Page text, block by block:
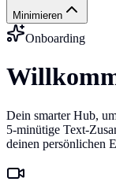
Minimieren
Onboarding
Dein smarter Hub,
5-minütige Text-
deinen persönlichen